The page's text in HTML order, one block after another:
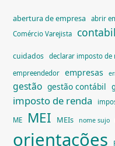
abertura de empresa abrir
Comércio Varejista
cuidados declarar imposto de
empreendedor empresas
gestão gestão contábil
imposto de renda
ME MEI MEIs nome sujo
orientações